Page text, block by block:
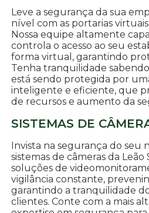
Leve a segurança da sua
nível com as portarias
Nossa equipe altamente
controla o acesso ao seu
forma virtual, garantindo
Tenha tranquilidade
está sendo protegida por
inteligente e eficiente, que
de recursos e aumento da
SISTEMAS DE
Invista na segurança do seu
sistemas de câmeras da Leão
soluções de
vigilância constante,
garantindo a tranquilidade
clientes. Conte com a mais